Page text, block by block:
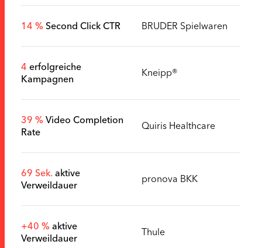
14 % Second Click CTR BRUDER Spielwaren
4 erfolgreiche
Kampagnen
Kneipp®
39 % Video Completion
Rate
Quiris Healthcare
69 Sek. aktive
Verweildauer
pronova BKK
+40 % aktive
Verweildauer
Thule